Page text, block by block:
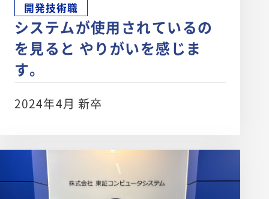
開発技術職
システムが使用されているの
を見ると やりがいを感じま
す。
2024年4月 新卒